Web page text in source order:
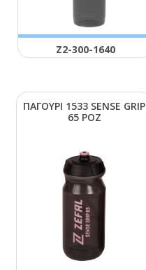
Ζ2-300-1640
ΠΑΓΟΥΡΙ 1533 SΕΝSΕ GRΙΡ
65 ΡΟΖ